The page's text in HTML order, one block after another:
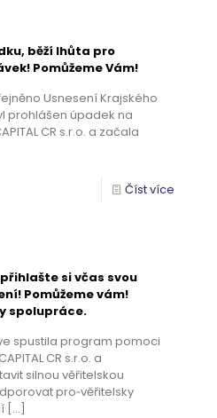
běží lhůta pro
Pomůžeme Vám!
Usnesení Krajského
prohlášen úpadek na
CR s.r.o. a začala
Číst více
přihlašte si včas svou
Pomůžeme vám!
spolupráce.
spustila program pomoci
CR s.r.o. a
silnou věřitelskou
pro‑věřitelsky
[…]